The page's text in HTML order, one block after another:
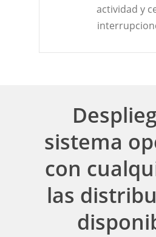
actividad y
sistema
con
las